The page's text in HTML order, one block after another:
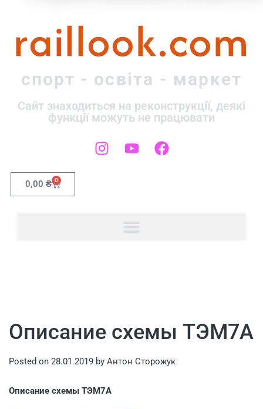
raillook.com
спорт - освіта - маркет
Сайт знаходиться на реконструкції, деякі
функції можуть не працювати
0,00 ₴ 0
Описание схемы ТЭМ7А
Posted on 28.01.2019 by Антон Сторожук
Описание схемы ТЭМ7А